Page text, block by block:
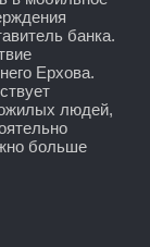
банка.
Ерхова.
людей,
больше